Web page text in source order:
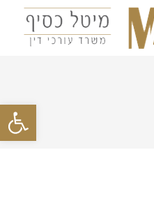
פתח סרגל נגישות